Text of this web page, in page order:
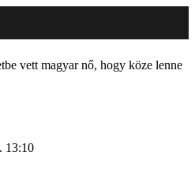
vett magyar nő, hogy köze lenne
13:10